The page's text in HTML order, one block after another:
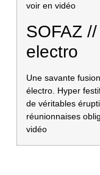
voir en vidéo
SOFAZ
electro
Une savante
électro. Hyper
de véritables
réunionnaises
vidéo